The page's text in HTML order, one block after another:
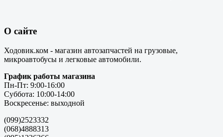
О сайте
Ходовик.ком - магазин автозапчастей на грузовые,
микроавтобусы и легковые автомобили.
График работы магазина
Пн-Пт: 9:00-16:00
Суббота: 10:00-14:00
Воскресенье: выходной
(099)2523332
(068)4888313